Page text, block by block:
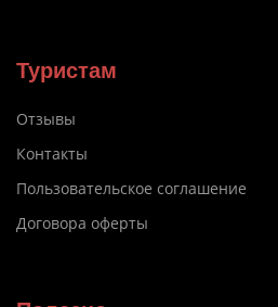
Туристам
Отзывы
Контакты
Пользовательское соглашение
Договора оферты